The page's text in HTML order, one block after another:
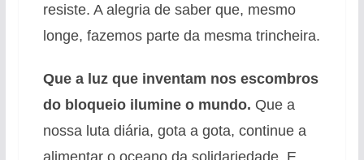
resiste. A alegria de saber que, mesmo
longe, fazemos parte da mesma trincheira.
Que a luz que inventam nos escombros
do bloqueio ilumine o mundo. Que a
nossa luta diária, gota a gota, continue a
alimentar o oceano da solidariedade. E